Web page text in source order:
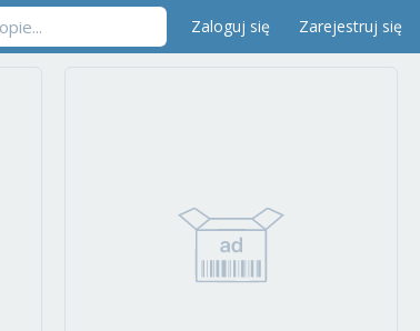
Zaloguj się Zarejestruj się